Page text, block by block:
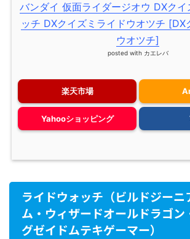
バンダイ 仮面ライダージオウ DXクイ
ッチ DXクイズミライドウオツチ [DX
ウオツチ]
posted with カエレバ
楽天市場
Yahooショッピング
ライドウォッチ（ビルドジーニ
ム・ウィザードオールドラゴン
グゼイドムテキゲーマー）